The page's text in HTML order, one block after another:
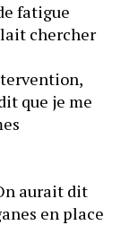
fatigue
chercher
que je me
aurait dit
en place